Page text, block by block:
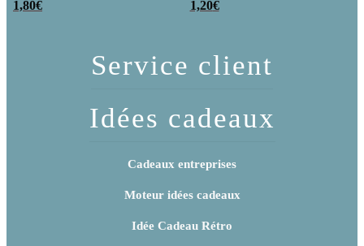
poudre (x20)
1,80€
x 3
1,20€
Service client
Idées cadeaux
Cadeaux entreprises
Moteur idées cadeaux
Idée Cadeau Rétro